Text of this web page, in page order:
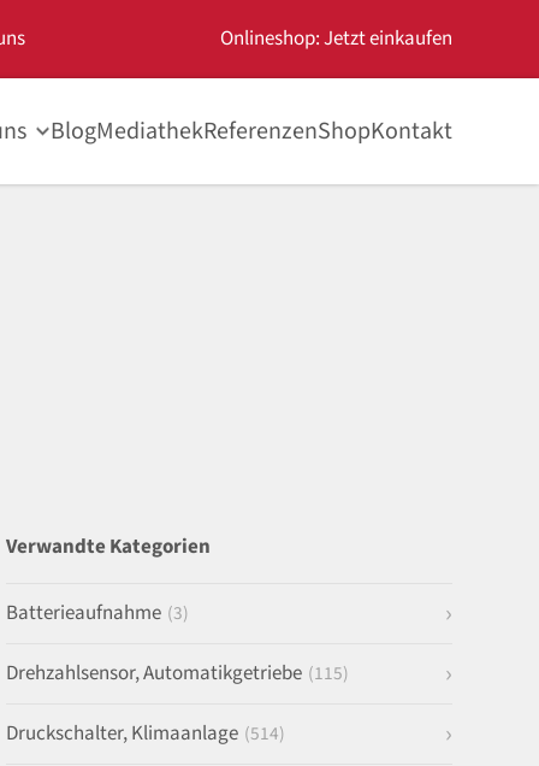
Onlineshop: Jetzt einkaufen
BlogMediathekReferenzenShopKontakt
Verwandte Kategorien
Batterieaufnahme (3)
Drehzahlsensor, Automatikgetriebe (115)
Druckschalter, Klimaanlage (514)